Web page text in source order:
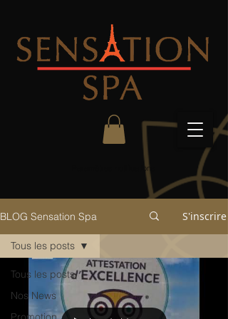
Paramètres notifications
BLOG Sensation Spa S'inscrire
Tous les posts
Nos News
Tous les posts